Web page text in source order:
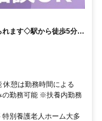
ます◇駅から徒歩5分♪
施設★【夷隅郡、大多
】
休憩は勤務時間による
の勤務可能 ※扶養内勤務
別養護老人ホーム大多